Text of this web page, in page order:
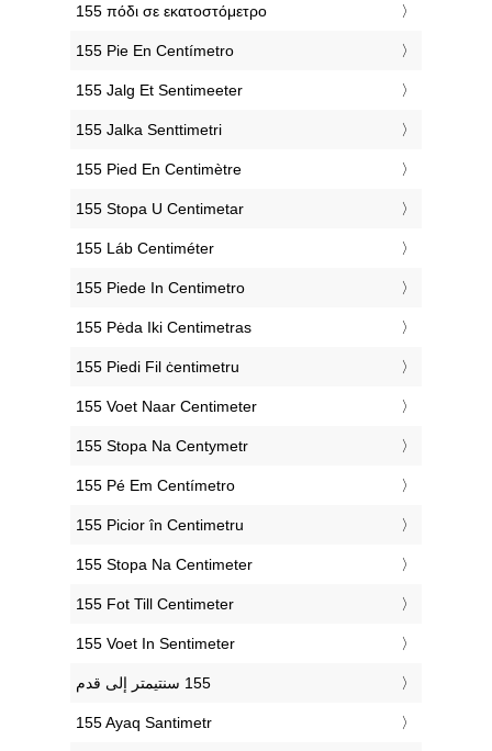
‎155 πόδι σε εκατοστόμετρο
‎155 Pie En Centímetro
‎155 Jalg Et Sentimeeter
‎155 Jalka Senttimetri
‎155 Pied En Centimètre
‎155 Stopa U Centimetar
‎155 Láb Centiméter
‎155 Piede In Centimetro
‎155 Pėda Iki Centimetras
‎155 Piedi Fil ċentimetru
‎155 Voet Naar Centimeter
‎155 Stopa Na Centymetr
‎155 Pé Em Centímetro
‎155 Picior în Centimetru
‎155 Stopa Na Centimeter
‎155 Fot Till Centimeter
‎155 Voet In Sentimeter
‎155 Ayaq Santimetr